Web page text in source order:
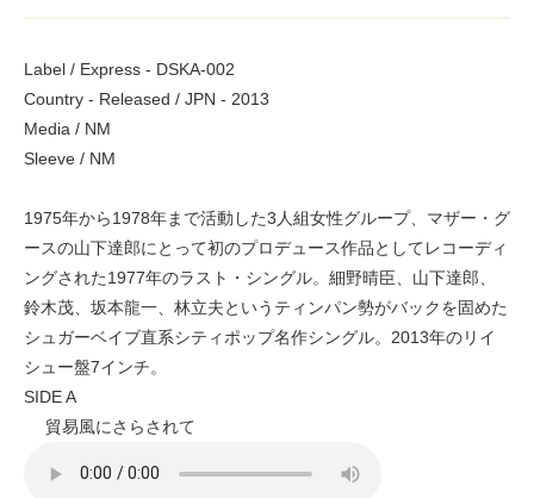
Label / Express - DSKA-002
Country - Released / JPN - 2013
Media / NM
Sleeve / NM
1975年から1978年まで活動した3人組女性グループ、マザー・グ
ースの山下達郎にとって初のプロデュース作品としてレコーディ
ングされた1977年のラスト・シングル。細野晴臣、山下達郎、
鈴木茂、坂本龍一、林立夫というティンパン勢がバックを固めた
シュガーベイブ直系シティポップ名作シングル。2013年のリイ
シュー盤7インチ。
SIDE A
貿易風にさらされて